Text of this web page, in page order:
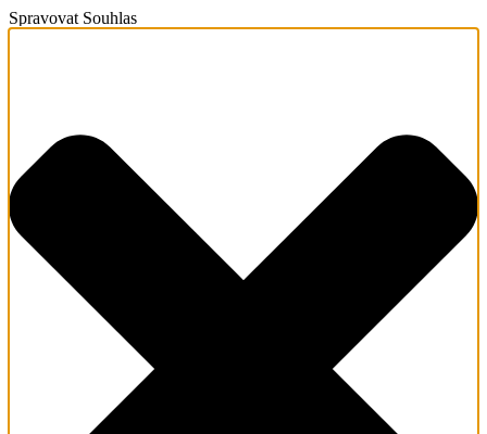
Spravovat Souhlas